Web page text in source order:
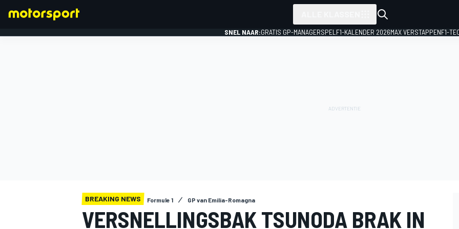
SNEL NAAR:GRATIS GP-MANAGERSPEL F1-KALENDER 2026MAX VERSTAPPENF1-
BREAKING NEWS Formule 1 GP van Emilia-Romagna
VERSNELLINGSBAK TSUNODA BRAK IN